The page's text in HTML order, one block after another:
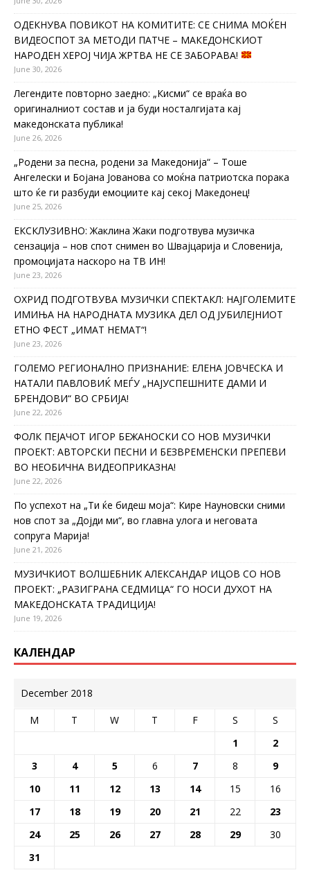
ОДЕКНУВА ПОВИКОТ НА КОМИТИТЕ: СЕ СНИМА МОЌЕН
ВИДЕОСПОТ ЗА МЕТОДИ ПАТЧЕ – МАКЕДОНСКИОТ
НАРОДЕН ХЕРОЈ ЧИЈА ЖРТВА НЕ СЕ ЗАБОРАВА!
June 30, 2026
Легендите повторно заедно: „Кисми“ се враќа во
оригиналниот состав и ја буди носталгијата кај
македонската публика!
June 26, 2026
„Родени за песна, родени за Македонија“ – Тоше
Ангелески и Бојана Јованова со моќна патриотска порака
што ќе ги разбуди емоциите кај секој Македонец!
June 25, 2026
ЕКСКЛУЗИВНО: Жаклина Жаки подготвува музичка
сензација – нов спот снимен во Швајцарија и Словенија,
промоцијата наскоро на ТВ ИН!
June 23, 2026
ОХРИД ПОДГОТВУВА МУЗИЧКИ СПЕКТАКЛ: НАЈГОЛЕМИТЕ
ИМИЊА НА НАРОДНАТА МУЗИКА ДЕЛ ОД ЈУБИЛЕЈНИОТ
ЕТНО ФЕСТ „ИМАТ НЕМАТ“!
June 23, 2026
ГОЛЕМО РЕГИОНАЛНО ПРИЗНАНИЕ: ЕЛЕНА ЈОВЧЕСКА И
НАТАЛИ ПАВЛОВИЌ МЕЃУ „НАЈУСПЕШНИТЕ ДАМИ И
БРЕНДОВИ“ ВО СРБИЈА!
June 22, 2026
ФОЛК ПЕЈАЧОТ ИГОР БЕЖАНОСКИ СО НОВ МУЗИЧКИ
ПРОЕКТ: АВТОРСКИ ПЕСНИ И БЕЗВРЕМЕНСКИ ПРЕПЕВИ
ВО НЕОБИЧНА ВИДЕОПРИКАЗНА!
June 22, 2026
По успехот на „Ти ќе бидеш моја“: Кире Науновски сними
нов спот за „Дојди ми“, во главна улога и неговата
сопруга Марија!
June 21, 2026
МУЗИЧКИОТ ВОЛШЕБНИК АЛЕКСАНДАР ИЦОВ СО НОВ
ПРОЕКТ: „РАЗИГРАНА СЕДМИЦА“ ГО НОСИ ДУХОТ НА
МАКЕДОНСКАТА ТРАДИЦИЈА!
June 19, 2026
КАЛЕНДАР
December 2018
M T W T F S
S
1
2
3
4 5 6 7 8
9
10
11 12 13 14 15
16
17
18 19 20 21 22
23
24
25 26 27 28 29
30
31